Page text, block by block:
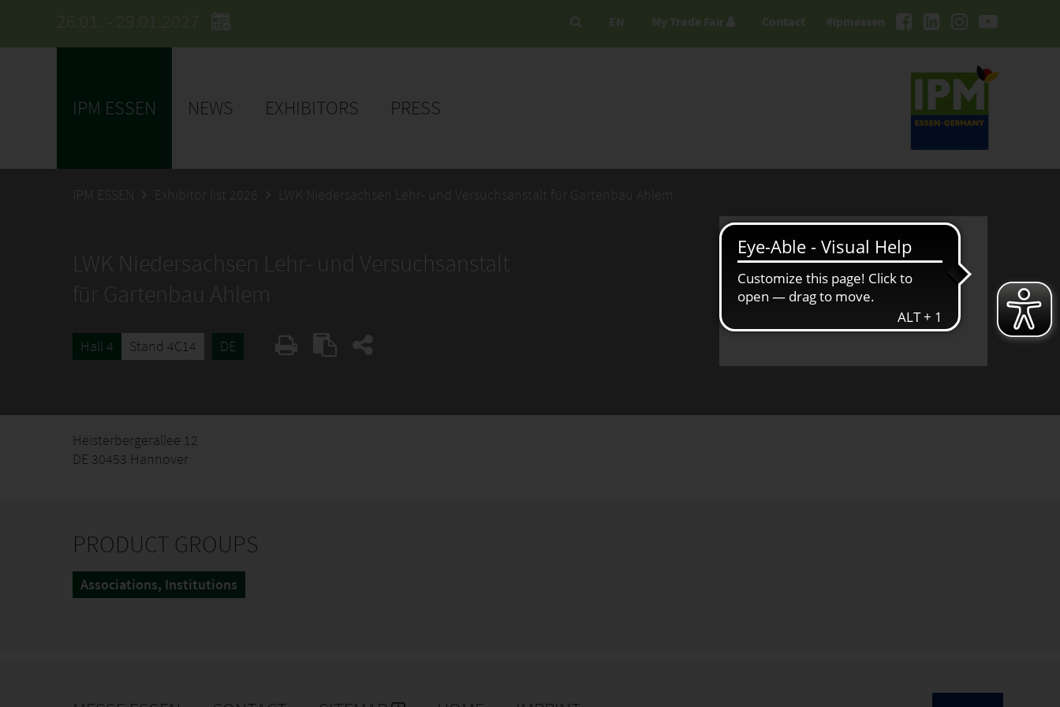
26.01. - 29.01.2027 #ipmessen
EN My Trade Fair Contact
IPM ESSEN NEWS EXHIBITORS PRESS
IPM ESSEN Exhibitor list 2026 LWK Niedersachsen Lehr- und Versuchsanstalt für Gartenbau Ahlem
LWK Niedersachsen Lehr- und Versuchsanstalt
für Gartenbau Ahlem
Hall 4 Stand 4C14 DE
Heisterbergerallee 12
DE 30453 Hannover
PRODUCT GROUPS
Associations, Institutions